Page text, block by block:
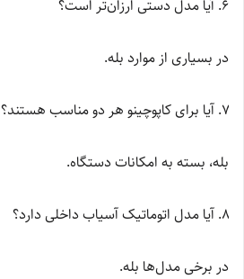
آیا مدل دستی ارزان‌تر است؟
در بسیاری از موارد بله.
آیا برای کاپوچینو هر دو مناسب هستند؟
بله، بسته به امکانات دستگاه.
آیا مدل اتوماتیک آسیاب داخلی دارد؟
در برخی مدل‌ها بله.